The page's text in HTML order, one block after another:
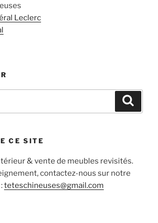
Leclerc
CE SITE
& vente de meubles revisités.
contactez-nous sur notre
teteschineuses@gmail.com